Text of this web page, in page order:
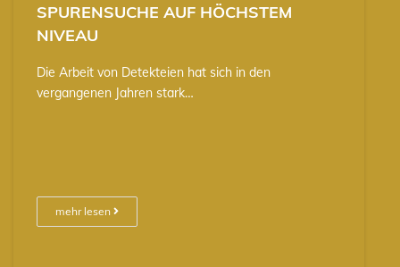
SPURENSUCHE AUF HÖCHSTEM
NIVEAU
Die Arbeit von Detekteien hat sich in den
vergangenen Jahren stark…
mehr lesen